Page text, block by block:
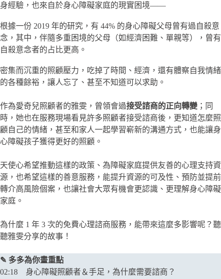
身經驗，也來自於身心障礙家庭的現實困境——
根據一份 2019 年的研究，有 44% 的身心障礙父母曾有過自殺意
念，其中，伴隨多重困境的父母（如經濟困難、單親等），曾有
自殺意念者的占比更高。
密集而沉重的照顧壓力，吃掉了時間、經濟，還有體察自我情緒
的各種餘裕，讓人忘了、甚至不知道可以求助。
作為愛奇兒照顧者的雅雯，曾領會過接受諮商的正向轉變 ；同
時，她也在服務現場看見許多照顧者接受諮商後，更知道怎麼照
顧自己的情緒，甚至和家人一起學習嶄新的溝通方式，也能讓身
心障礙孩子獲得更好的照顧。
天使心希望推動這樣的政策、為障礙家庭提供友善的心理支持資
源，也希望這樣的善意服務，能提升資源的可及性、預防並提前
轉介高風險個案，也讓社會大眾有機會更認識、更理解身心障礙
家庭。
為什麼 1 年 3 次的免費心理諮商服務，能帶來這麼多影響呢？聽
聽雅雯分享的故事！
✎ 多多為你畫重點
02:18 身心障礙照顧者＆手足，為什麼需要諮商？